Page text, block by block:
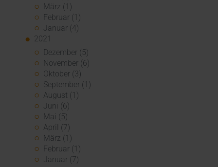
März (1)
Februar (1)
Januar (4)
2021
Dezember (5)
November (6)
Oktober (3)
September (1)
August (1)
Juni (6)
Mai (5)
April (7)
März (1)
Februar (1)
Januar (7)